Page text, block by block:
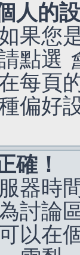
人的
果您
點選
每頁
偏好
確！
器時
討論
以在